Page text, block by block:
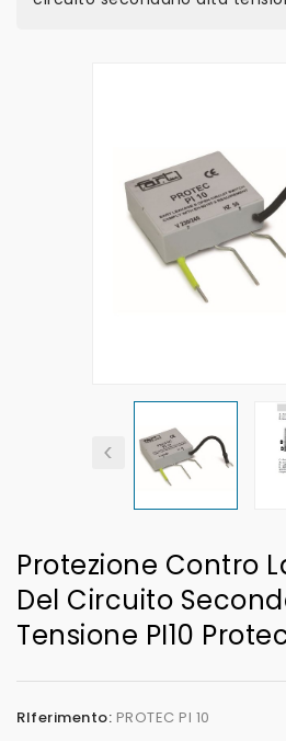
Protezione Contro
Del Circuito
Tensione PI10
RIferimento: PROTEC PI 10